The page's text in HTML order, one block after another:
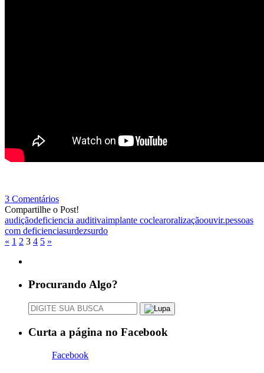
3 Comentários
Compartilhe o Post!
audiçãodeficiencia auditivaimplante coclearoralizaçãoouvir.pessoas
com deficienciasurdezsurdo
« 1 2 3 4 5 »
Procurando Algo?
Curta a página no Facebook
Facebook